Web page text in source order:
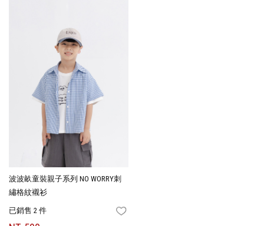
波波畝童裝親子系列 NO WORRY刺
繡格紋襯衫
已銷售 2 件